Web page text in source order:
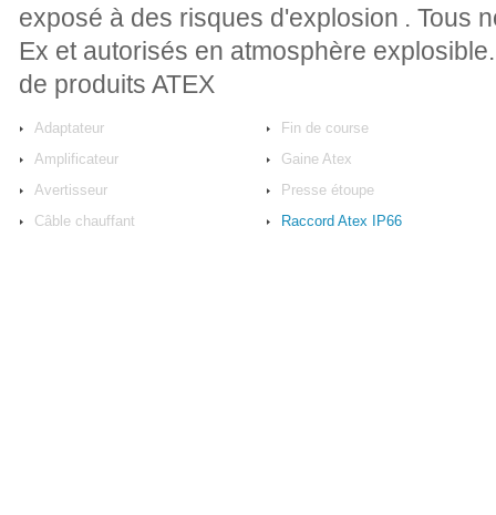
exposé à des risques d'explosion . Tous
Ex et autorisés en atmosphère
de produits ATEX
Adaptateur
Amplificateur
Avertisseur
Câble chauffant
Fin de course
Gaine Atex
Presse étoupe
Raccord Atex IP66